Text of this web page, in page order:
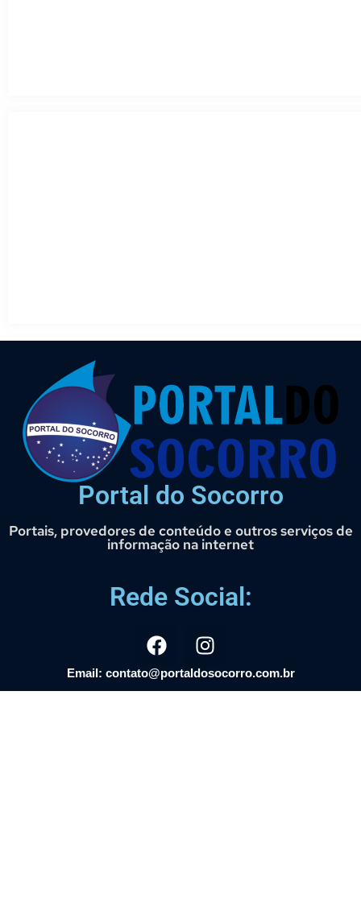
Portal do Socorro
Portais, provedores de conteúdo e outros serviços de
informação na internet
Rede Social:
Email: contato@portaldosocorro.com.br